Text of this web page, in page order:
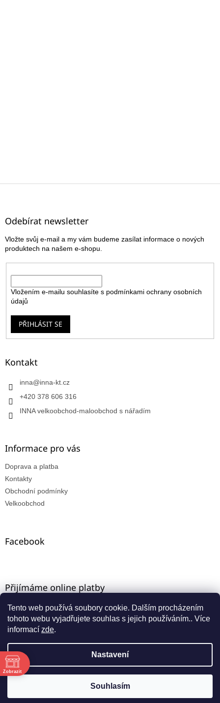
Tento web používá soubory cookie. Dalším procházením
tohoto webu vyjadřujete souhlas s jejich používáním.. Více
informací zde.
Nastavení
Souhlasím
Máte-li u nás VO registraci, zadejte e-mail ze starého e-
shopu a aktivujte přístup přes funkci "zapomenuté
Z
Odebírat newsletter
Vložte svůj e-mail a my vám budeme zasílat informace o nových
produktech na našem e-shopu.
Vložením e-mailu souhlasíte s podmínkami ochrany osobních
údajů
PŘIHLÁSIT SE
Kontakt
inna@inna-kt.cz
+420 378 606 316
INNA velkoobchod-maloobchod s nářadím
Informace pro vás
Doprava a platba
Kontakty
Obchodní podmínky
Velkoobchod
Facebook
Přijímáme online platby
Vytvořil Shoptet
INNA-KT . Všechna práva vyhrazena.
Zobrazit